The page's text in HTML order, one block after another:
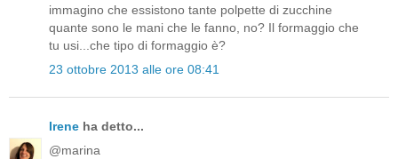
immagino che essistono tante polpette di zucchine
quante sono le mani che le fanno, no? Il formaggio che
tu usi...che tipo di formaggio è?
23 ottobre 2013 alle ore 08:41
Irene ha detto...
@marina